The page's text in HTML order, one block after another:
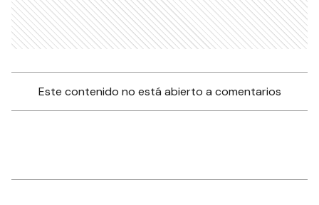
Este contenido no está abierto a comentarios